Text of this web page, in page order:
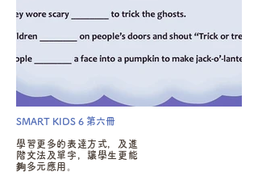
SMART KIDS 6 第六冊
學習更多的表達方式，及進
階文法及單字，讓學生更能
夠多元應用。